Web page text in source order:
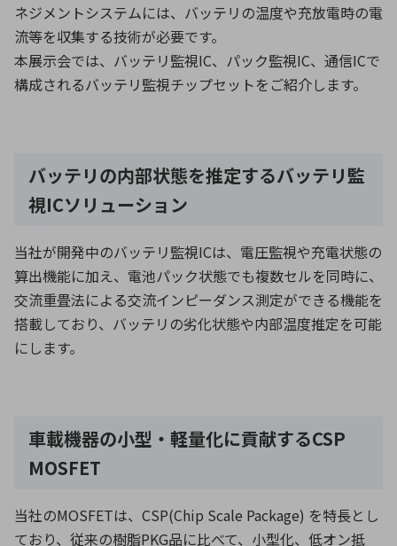
ネジメントシステムには、バッテリの温度や充放電時の電
流等を収集する技術が必要です。
本展示会では、バッテリ監視IC、パック監視IC、通信ICで
構成されるバッテリ監視チップセットをご紹介します。
バッテリの内部状態を推定するバッテリ監
視ICソリューション
当社が開発中のバッテリ監視ICは、電圧監視や充電状態の
算出機能に加え、電池パック状態でも複数セルを同時に、
交流重畳法による交流インピーダンス測定ができる機能を
搭載しており、バッテリの劣化状態や内部温度推定を可能
にします。
車載機器の小型・軽量化に貢献するCSP
MOSFET
当社のMOSFETは、CSP(Chip Scale Package) を特長とし
ており、従来の樹脂PKG品に比べて、小型化、低オン抵